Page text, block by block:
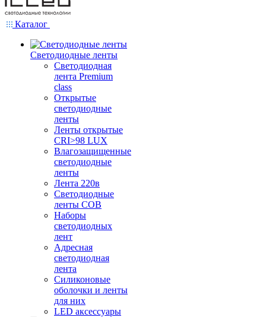
Каталог
Светодиодные ленты
Светодиодная
лента Premium
class
Открытые
светодиодные
ленты
Ленты открытые
CRI>98 LUX
Влагозащищенные
светодиодные
ленты
Лента 220в
Светодиодные
ленты COB
Наборы
светодиодных
лент
Адресная
светодиодная
лента
Силиконовые
оболочки и ленты
для них
LED аксессуары